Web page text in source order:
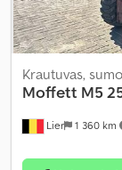
Lier 1 360 km
Krautuvas,
Moffett M5